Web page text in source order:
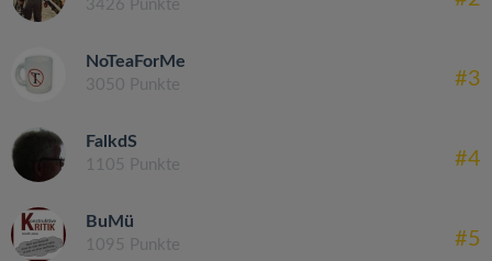
3426 Punkte
NoTeaForMe
3050 Punkte #3
FalkdS
1105 Punkte #4
BuMü
1095 Punkte #5